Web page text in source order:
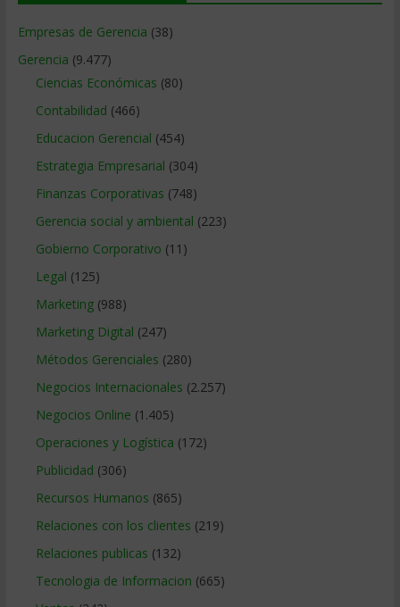
Empresas de Gerencia (38)
Gerencia (9.477)
Ciencias Económicas (80)
Contabilidad (466)
Educacion Gerencial (454)
Estrategia Empresarial (304)
Finanzas Corporativas (748)
Gerencia social y ambiental (223)
Gobierno Corporativo (11)
Legal (125)
Marketing(988)
Marketing Digital (247)
Métodos Gerenciales (280)
Negocios Internacionales (2.257)
Negocios Online (1.405)
Operaciones y Logística (172)
Publicidad (306)
Recursos Humanos (865)
Relaciones con los clientes (219)
Relaciones publicas (132)
Tecnologia de Informacion (665)